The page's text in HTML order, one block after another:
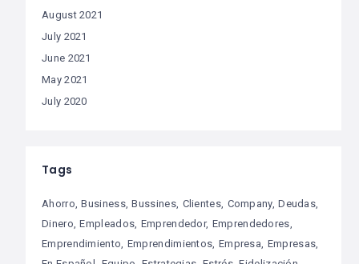
August 2021
July 2021
June 2021
May 2021
July 2020
Tags
Ahorro Business Bussines Clientes Company Deudas
Dinero Empleados Emprendedor Emprendedores
Emprendimiento Emprendimientos Empresa Empresas